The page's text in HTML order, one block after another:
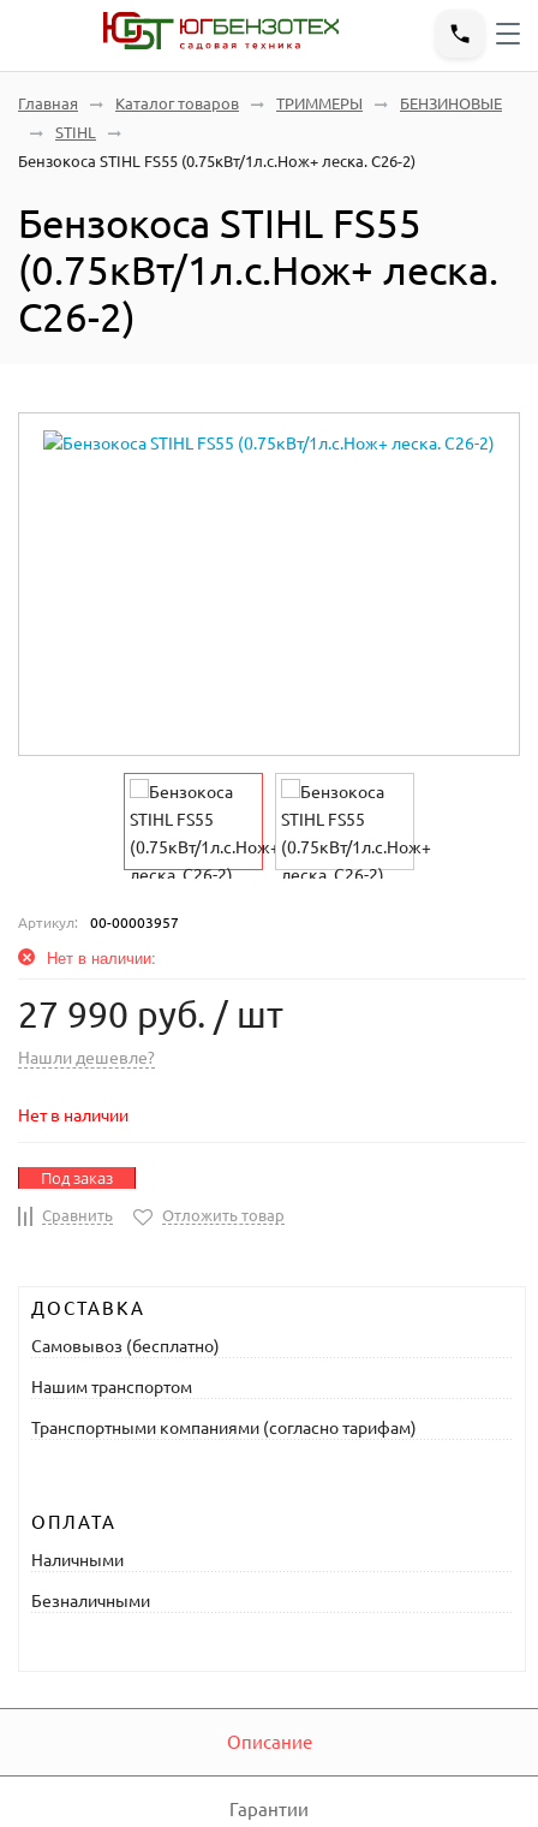
Главная Каталог товаров ТРИММЕРЫ
БЕНЗИНОВЫЕ
STIHL
Бензокоса STIHL FS55 (0.75кВт/1л.с.Нож+ леска. C26-2)
Бензокоса STIHL FS55
(0.75кВт/1л.с.Нож+ леска.
C26-2)
Артикул: 00-00003957
Нет в наличии:
27 990 руб. / шт
Нашли дешевле?
Нет в наличии
Под заказ
Сравнить Отложить товар
ДОСТАВКА
Самовывоз (бесплатно)
Нашим транспортом
Транспортными компаниями (согласно тарифам)
ОПЛАТА
Наличными
Безналичными
Описание
Гарантии